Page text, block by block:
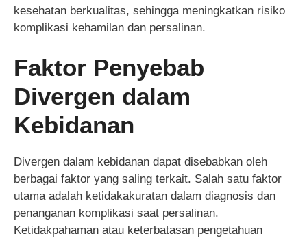
kesehatan berkualitas, sehingga meningkatkan risiko
komplikasi kehamilan dan persalinan.
Faktor Penyebab
Divergen dalam
Kebidanan
Divergen dalam kebidanan dapat disebabkan oleh
berbagai faktor yang saling terkait. Salah satu faktor
utama adalah ketidakakuratan dalam diagnosis dan
penanganan komplikasi saat persalinan.
Ketidakpahaman atau keterbatasan pengetahuan